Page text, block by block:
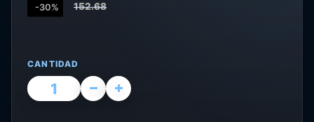
-30% 152.68
CANTIDAD